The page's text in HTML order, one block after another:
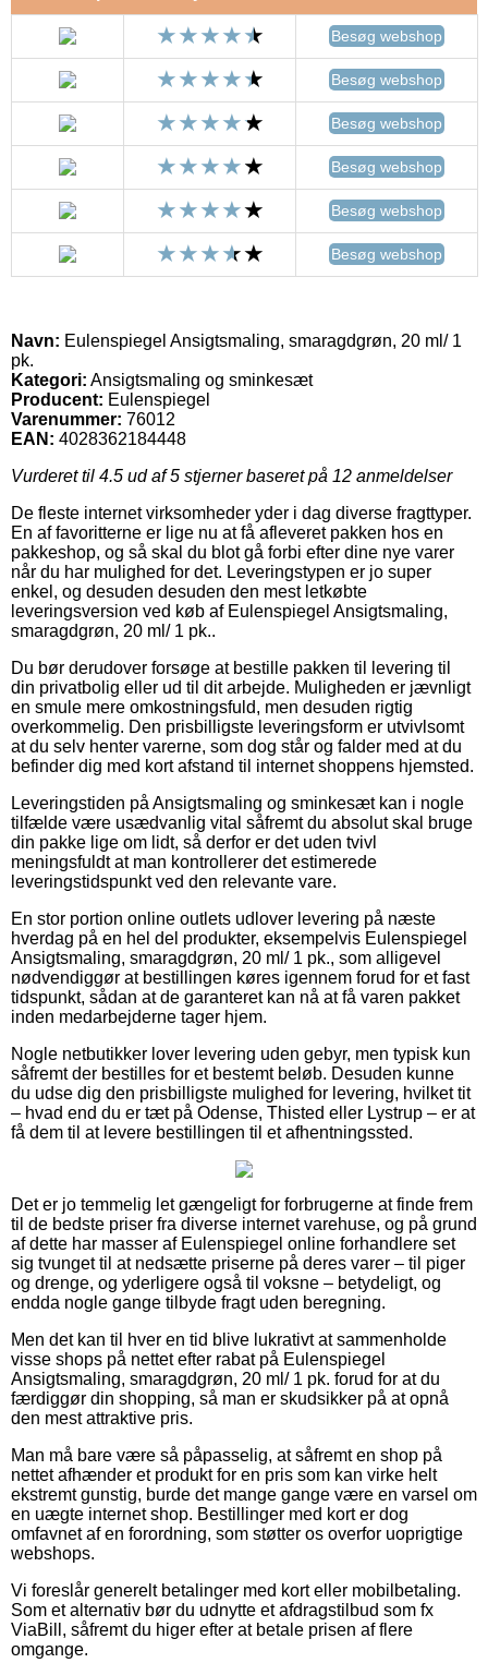
Besøg webshop
Besøg webshop
Besøg webshop
Besøg webshop
Besøg webshop
Besøg webshop
Navn: Eulenspiegel Ansigtsmaling, smaragdgrøn, 20 ml/ 1
pk.
Kategori: Ansigtsmaling og sminkesæt
Producent: Eulenspiegel
Varenummer: 76012
EAN: 4028362184448
Vurderet til 4.5 ud af 5 stjerner baseret på 12 anmeldelser
De fleste internet virksomheder yder i dag diverse fragttyper.
En af favoritterne er lige nu at få afleveret pakken hos en
pakkeshop, og så skal du blot gå forbi efter dine nye varer
når du har mulighed for det. Leveringstypen er jo super
enkel, og desuden desuden den mest letkøbte
leveringsversion ved køb af Eulenspiegel Ansigtsmaling,
smaragdgrøn, 20 ml/ 1 pk..
Du bør derudover forsøge at bestille pakken til levering til
din privatbolig eller ud til dit arbejde. Muligheden er jævnligt
en smule mere omkostningsfuld, men desuden rigtig
overkommelig. Den prisbilligste leveringsform er utvivlsomt
at du selv henter varerne, som dog står og falder med at du
befinder dig med kort afstand til internet shoppens hjemsted.
Leveringstiden på Ansigtsmaling og sminkesæt kan i nogle
tilfælde være usædvanlig vital såfremt du absolut skal bruge
din pakke lige om lidt, så derfor er det uden tvivl
meningsfuldt at man kontrollerer det estimerede
leveringstidspunkt ved den relevante vare.
En stor portion online outlets udlover levering på næste
hverdag på en hel del produkter, eksempelvis Eulenspiegel
Ansigtsmaling, smaragdgrøn, 20 ml/ 1 pk., som alligevel
nødvendiggør at bestillingen køres igennem forud for et fast
tidspunkt, sådan at de garanteret kan nå at få varen pakket
inden medarbejderne tager hjem.
Nogle netbutikker lover levering uden gebyr, men typisk kun
såfremt der bestilles for et bestemt beløb. Desuden kunne
du udse dig den prisbilligste mulighed for levering, hvilket tit
– hvad end du er tæt på Odense, Thisted eller Lystrup – er at
få dem til at levere bestillingen til et afhentningssted.
Det er jo temmelig let gængeligt for forbrugerne at finde frem
til de bedste priser fra diverse internet varehuse, og på grund
af dette har masser af Eulenspiegel online forhandlere set
sig tvunget til at nedsætte priserne på deres varer – til piger
og drenge, og yderligere også til voksne – betydeligt, og
endda nogle gange tilbyde fragt uden beregning.
Men det kan til hver en tid blive lukrativt at sammenholde
visse shops på nettet efter rabat på Eulenspiegel
Ansigtsmaling, smaragdgrøn, 20 ml/ 1 pk. forud for at du
færdiggør din shopping, så man er skudsikker på at opnå
den mest attraktive pris.
Man må bare være så påpasselig, at såfremt en shop på
nettet afhænder et produkt for en pris som kan virke helt
ekstremt gunstig, burde det mange gange være en varsel om
en uægte internet shop. Bestillinger med kort er dog
omfavnet af en forordning, som støtter os overfor uoprigtige
webshops.
Vi foreslår generelt betalinger med kort eller mobilbetaling.
Som et alternativ bør du udnytte et afdragstilbud som fx
ViaBill, såfremt du higer efter at betale prisen af flere
omgange.